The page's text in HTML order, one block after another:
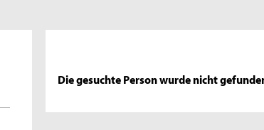
Die gesuchte Person wurde nicht